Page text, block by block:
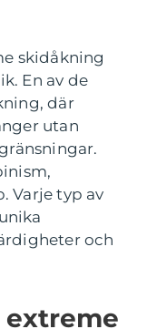
skidåkning
En av de
där
utan
Varje typ av
och
extreme